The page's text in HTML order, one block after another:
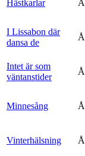
Hästkarlar
I Lissabon där
dansa de
Intet är som
väntanstider
Minnesång
Vinterhälsning